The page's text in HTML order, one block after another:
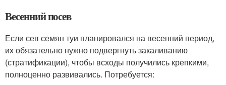
Весенний посев
Если сев семян туи планировался на весенний период,
их обязательно нужно подвергнуть закаливанию
(стратификации), чтобы всходы получились крепкими,
полноценно развивались. Потребуется: